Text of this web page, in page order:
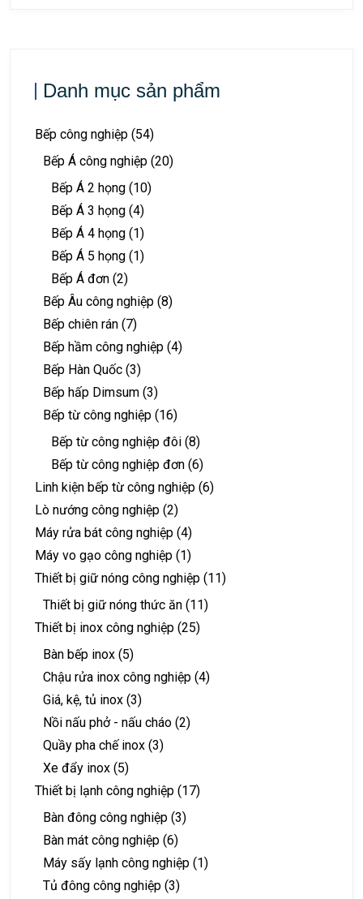
Danh mục sản phẩm
Bếp công nghiệp (54)
Bếp Á công nghiệp (20)
Bếp Á 2 họng (10)
Bếp Á 3 họng (4)
Bếp Á 4 họng (1)
Bếp Á 5 họng (1)
Bếp Á đơn (2)
Bếp Âu công nghiệp (8)
Bếp chiên rán (7)
Bếp hầm công nghiệp (4)
Bếp Hàn Quốc (3)
Bếp hấp Dimsum (3)
Bếp từ công nghiệp (16)
Bếp từ công nghiệp đôi (8)
Bếp từ công nghiệp đơn (6)
Linh kiện bếp từ công nghiệp (6)
Lò nướng công nghiệp (2)
Máy rửa bát công nghiệp (4)
Máy vo gạo công nghiệp (1)
Thiết bị giữ nóng công nghiệp (11)
Thiết bị giữ nóng thức ăn (11)
Thiết bị inox công nghiệp (25)
Bàn bếp inox (5)
Chậu rửa inox công nghiệp (4)
Giá, kệ, tủ inox (3)
Nồi nấu phở - nấu cháo (2)
Quầy pha chế inox (3)
Xe đẩy inox (5)
Thiết bị lạnh công nghiệp (17)
Bàn đông công nghiệp (3)
Bàn mát công nghiệp (6)
Máy sấy lạnh công nghiệp (1)
Tủ đông công nghiệp (3)